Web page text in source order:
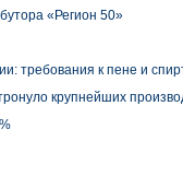
«Регион 50»
требования к пене и
крупнейших